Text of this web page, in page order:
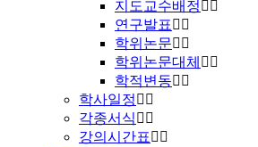
지도교수배정
연구발표
학위논문
학위논문대체
학적변동
학사일정
각종서식
강의시간표